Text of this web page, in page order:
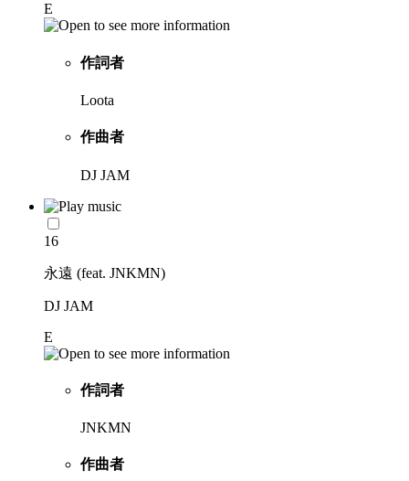
E
作詞者
Loota
作曲者
DJ JAM
16
永遠 (feat. JNKMN)
DJ JAM
E
作詞者
JNKMN
作曲者